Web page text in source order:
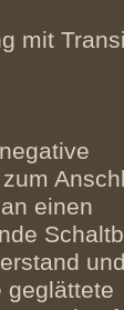
mit
einen
und
geglättete